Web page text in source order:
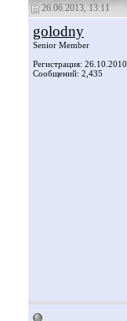
26.06.2013, 13:11
golodny
Senior Member
Регистрация: 26.10.2010
Сообщений: 2,435